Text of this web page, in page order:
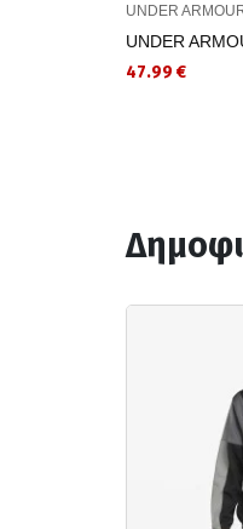
UNDER
UNDER
47.99 €